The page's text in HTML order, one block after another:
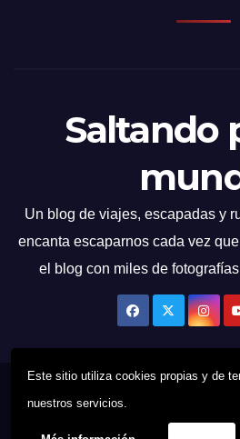
Este sitio utiliza cookies propias y de
nuestros servicios.
Saltando
Un blog de viajes, escapadas y
encanta escaparnos cada vez
el blog con miles de
Funciona gracias a WordPress